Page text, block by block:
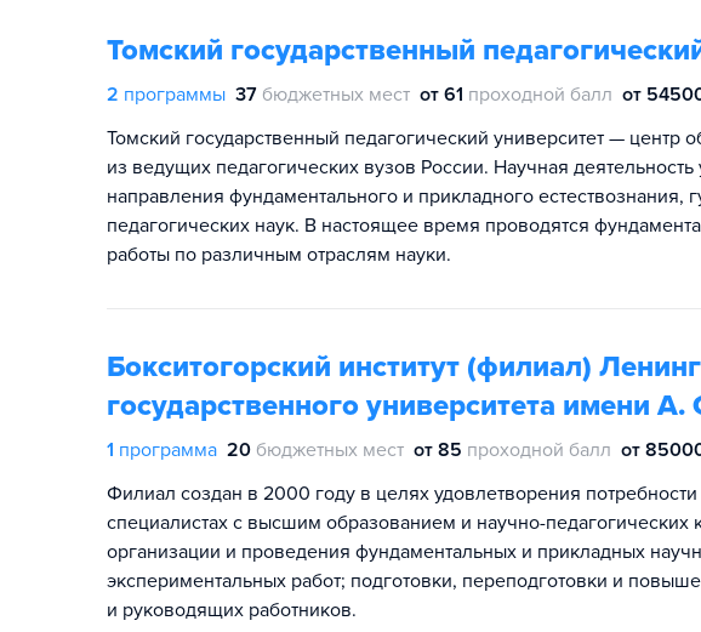
Томский государственный
2 программы 37 бюджетных мест от 61 проходной балл от
Томский государственный педагогический университет — центр
из ведущих педагогических вузов России. Научная деятельность
направления фундаментального и прикладного естествознания,
педагогических наук. В настоящее время проводятся
работы по различным отраслям науки.
Бокситогорский институт (филиал)
государственного университета имени
1 программа 20 бюджетных мест от 85 проходной балл от
Филиал создан в 2000 году в целях удовлетворения
специалистах с высшим образованием и научно-
организации и проведения фундаментальных и прикладных
экспериментальных работ; подготовки, переподготовки и
и руководящих работников.